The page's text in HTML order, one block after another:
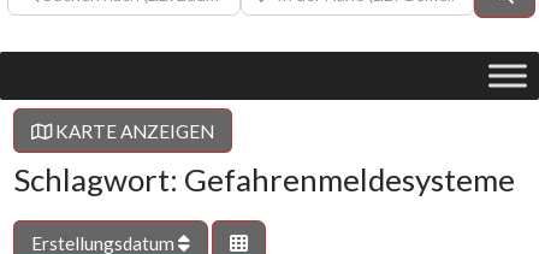
KARTE ANZEIGEN
Schlagwort: Gefahrenmeldesysteme
Erstellungsdatum